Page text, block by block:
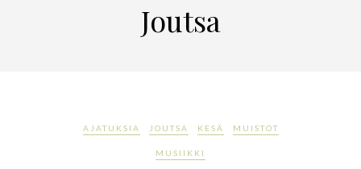
Joutsa
AJATUKSIA JOUTSA KESÄ MUISTOT
MUSIIKKI